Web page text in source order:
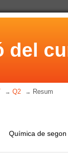
del
→ Q2 → Resum
Química de